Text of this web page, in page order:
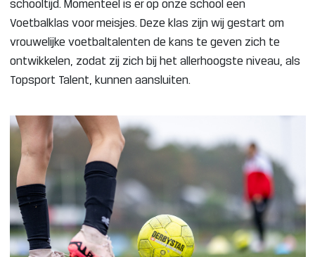
schooltijd. Momenteel is er op onze school een
Voetbalklas voor meisjes. Deze klas zijn wij gestart om
vrouwelijke voetbaltalenten de kans te geven zich te
ontwikkelen, zodat zij zich bij het allerhoogste niveau, als
Topsport Talent, kunnen aansluiten.